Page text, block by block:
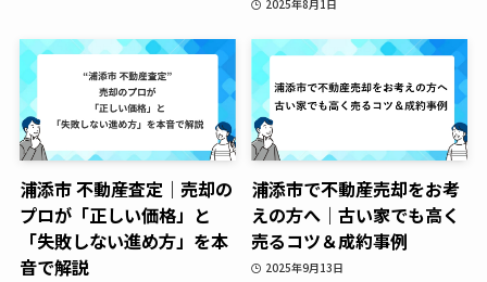
2025年8月1日
浦添市 不動産査定｜売却の
プロが「正しい価格」と
「失敗しない進め方」を本
音で解説
浦添市で不動産売却をお考
えの方へ｜古い家でも高く
売るコツ＆成約事例
2025年9月13日